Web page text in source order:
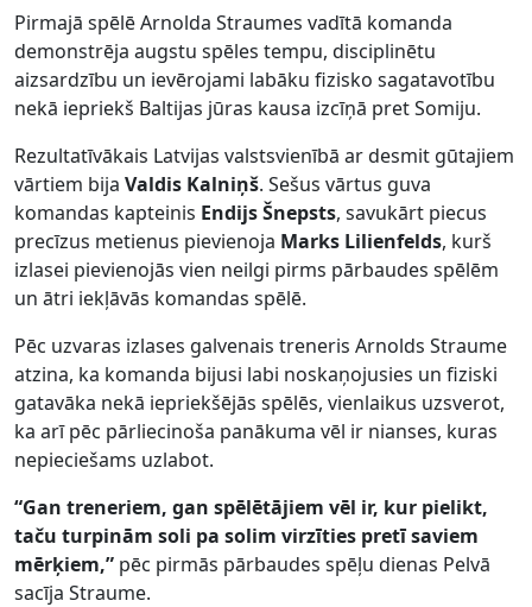
Pirmajā spēlē Arnolda Straumes vadītā komanda
demonstrēja augstu spēles tempu, disciplinētu
aizsardzību un ievērojami labāku fizisko sagatavotību
nekā iepriekš Baltijas jūras kausa izcīņā pret Somiju.
Rezultatīvākais Latvijas valstsvienībā ar desmit gūtajiem
vārtiem bija Valdis Kalniņš. Sešus vārtus guva
komandas kapteinis Endijs Šnepsts, savukārt piecus
precīzus metienus pievienoja Marks Lilienfelds, kurš
izlasei pievienojās vien neilgi pirms pārbaudes spēlēm
un ātri iekļāvās komandas spēlē.
Pēc uzvaras izlases galvenais treneris Arnolds Straume
atzina, ka komanda bijusi labi noskaņojusies un fiziski
gatavāka nekā iepriekšējās spēlēs, vienlaikus uzsverot,
ka arī pēc pārliecinoša panākuma vēl ir nianses, kuras
nepieciešams uzlabot.
“Gan treneriem, gan spēlētājiem vēl ir, kur pielikt,
taču turpinām soli pa solim virzīties pretī saviem
mērķiem,” pēc pirmās pārbaudes spēļu dienas Pelvā
sacīja Straume.